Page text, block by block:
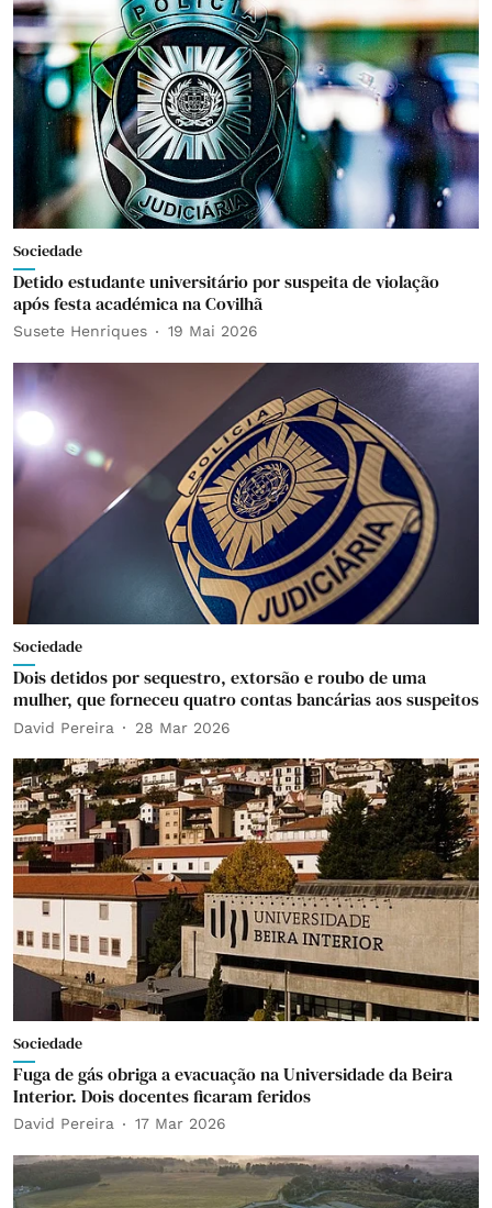
Sociedade
Detido estudante universitário por suspeita de violação
após festa académica na Covilhã
Susete Henriques 19 Mai 2026
Sociedade
Dois detidos por sequestro, extorsão e roubo de uma
mulher, que forneceu quatro contas bancárias aos suspeitos
David Pereira 28 Mar 2026
Sociedade
Fuga de gás obriga a evacuação na Universidade da Beira
Interior. Dois docentes ficaram feridos
David Pereira 17 Mar 2026